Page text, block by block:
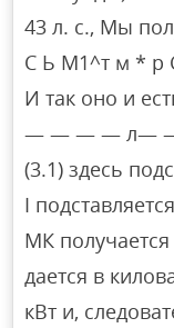
43 л. с., Мы
С Ь М1^т м * р
И так оно и
— — — — л—
(3.1) здесь
I
МК
дается в
кВт и,